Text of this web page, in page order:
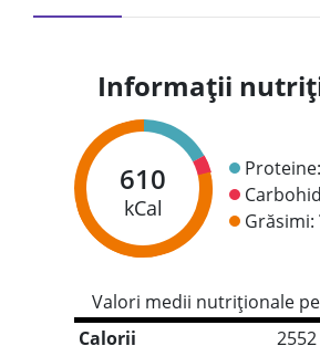
Informații
610
kCal
Proteine:
Grăsimi:
Valori medii nutriționale
Calorii